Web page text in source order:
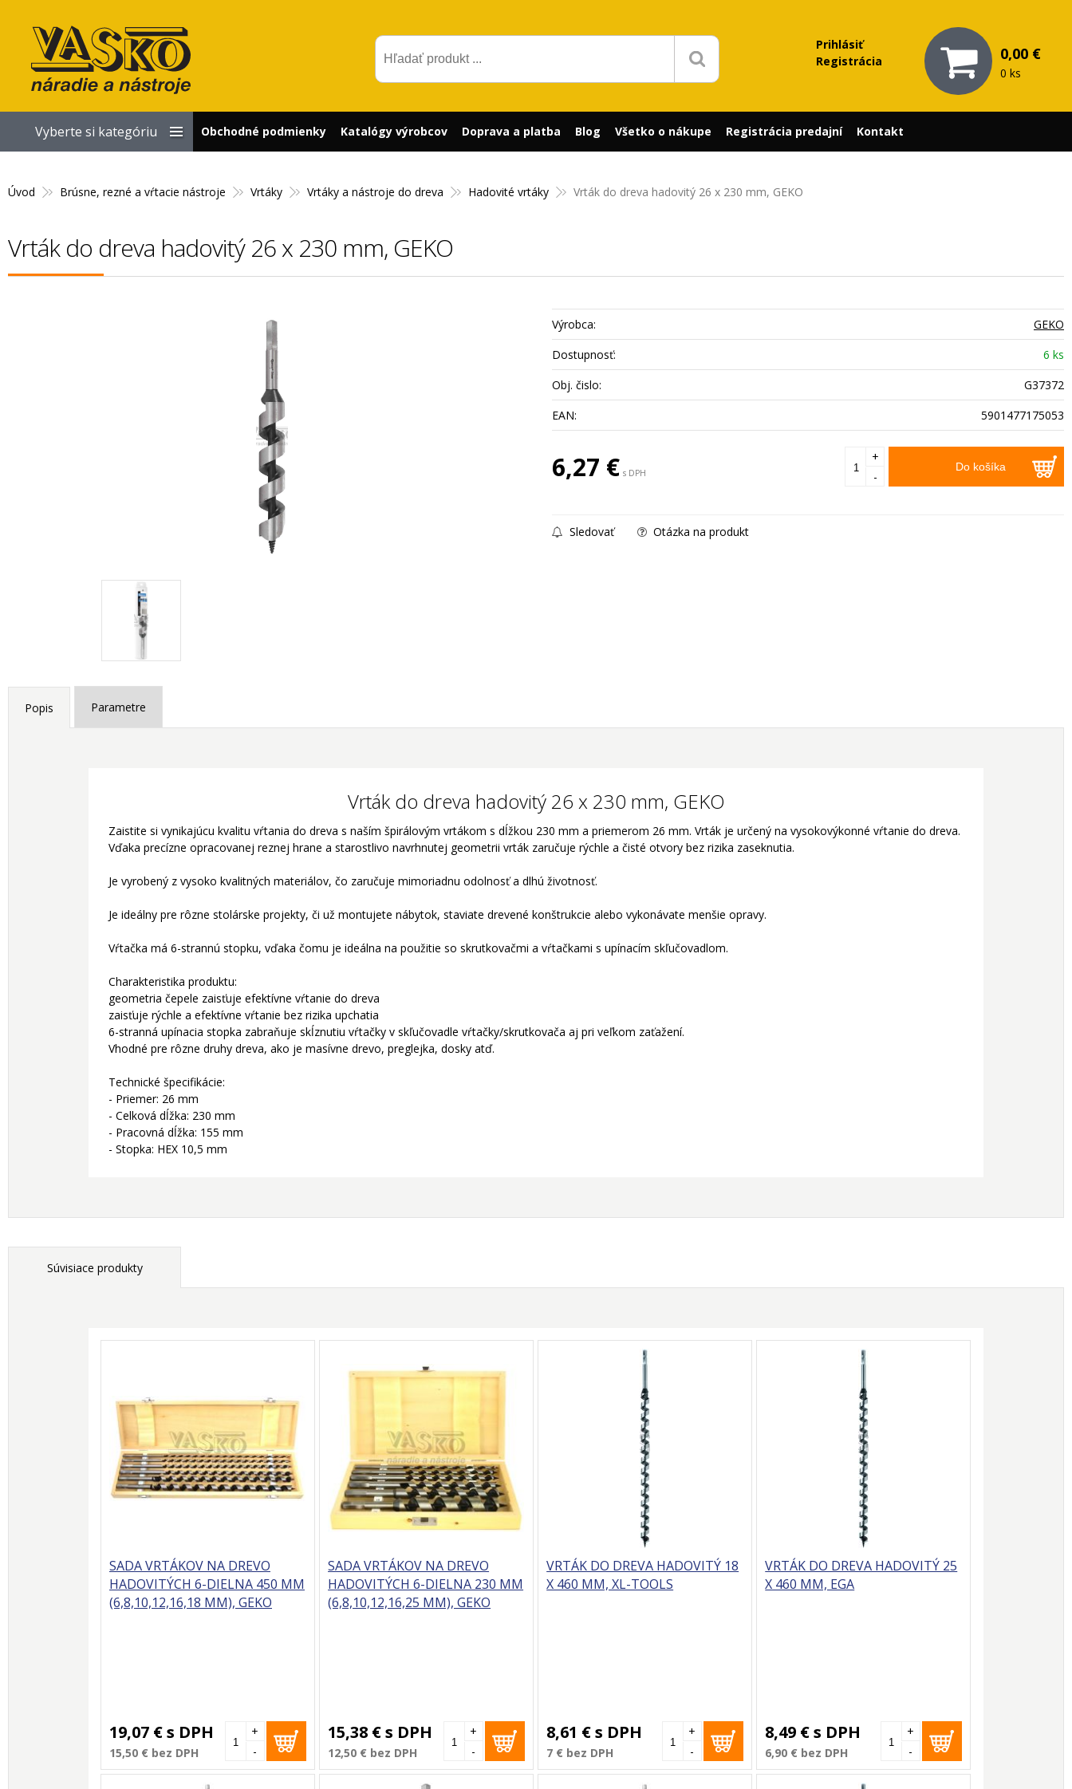
Prihlásiť
Registrácia
0,00 €
0 ks
Úvod Brúsne, rezné a vŕtacie nástroje Vrtáky Vrtáky a nástroje do dreva Hadovité vrtáky Vrták do dreva hadovitý 26 x 230 mm, GEKO
Vrták do dreva hadovitý 26 x 230 mm, GEKO
Výrobca:
GEKO
Dostupnosť:
6 ks
Obj. čislo:
G37372
EAN:
5901477175053
6,27 € s DPH Do košíka
+
-
Sledovať Otázka na produkt
Popis Parametre
Vrták do dreva hadovitý 26 x 230 mm, GEKO
Zaistite si vynikajúcu kvalitu vŕtania do dreva s naším špirálovým vrtákom s dĺžkou 230 mm a priemerom 26 mm. Vrták je určený na vysokovýkonné vŕtanie do dreva.
Vďaka precízne opracovanej reznej hrane a starostlivo navrhnutej geometrii vrták zaručuje rýchle a čisté otvory bez rizika zaseknutia.
Je vyrobený z vysoko kvalitných materiálov, čo zaručuje mimoriadnu odolnosť a dlhú životnosť.
Je ideálny pre rôzne stolárske projekty, či už montujete nábytok, staviate drevené konštrukcie alebo vykonávate menšie opravy.
Vŕtačka má 6-strannú stopku, vďaka čomu je ideálna na použitie so skrutkovačmi a vŕtačkami s upínacím skľučovadlom.
Charakteristika produktu:
geometria čepele zaisťuje efektívne vŕtanie do dreva
zaisťuje rýchle a efektívne vŕtanie bez rizika upchatia
6-stranná upínacia stopka zabraňuje skĺznutiu vŕtačky v skľučovadle vŕtačky/skrutkovača aj pri veľkom zaťažení.
Vhodné pre rôzne druhy dreva, ako je masívne drevo, preglejka, dosky atď.
Technické špecifikácie:
- Priemer: 26 mm
- Celková dĺžka: 230 mm
- Pracovná dĺžka: 155 mm
- Stopka: HEX 10,5 mm
Súvisiace produkty
SADA VRTÁKOV NA DREVO
HADOVITÝCH 6-DIELNA 450 MM
(6,8,10,12,16,18 MM), GEKO
19,07 €s DPH
15,50 € bez DPH -
+
SADA VRTÁKOV NA DREVO
HADOVITÝCH 6-DIELNA 230 MM
(6,8,10,12,16,25 MM), GEKO
15,38 €s DPH
12,50 € bez DPH -
+
VRTÁK DO DREVA HADOVITÝ 18
X 460 MM, XL-TOOLS
8,61 €s DPH
7 € bez DPH -
+
VRTÁK DO DREVA HADOVITÝ 25
X 460 MM, EGA
8,49 €s DPH
6,90 € bez DPH -
+
Vyberte si kategóriu Obchodné podmienky Katalógy výrobcov Doprava a platba Blog Všetko o nákupe Registrácia predajní Kontakt